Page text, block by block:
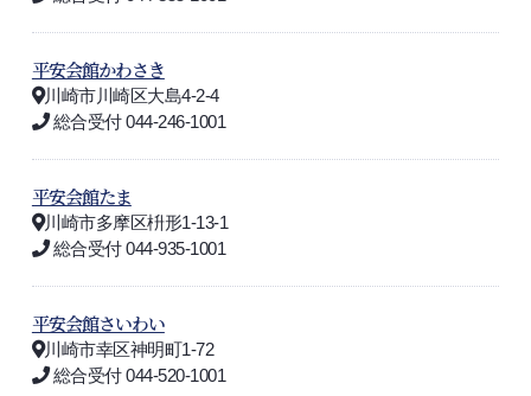
平安会館かわさき
川崎市川崎区大島4-2-4
総合受付 044-246-1001
平安会館たま
川崎市多摩区枡形1-13-1
総合受付 044-935-1001
平安会館さいわい
川崎市幸区神明町1-72
総合受付 044-520-1001